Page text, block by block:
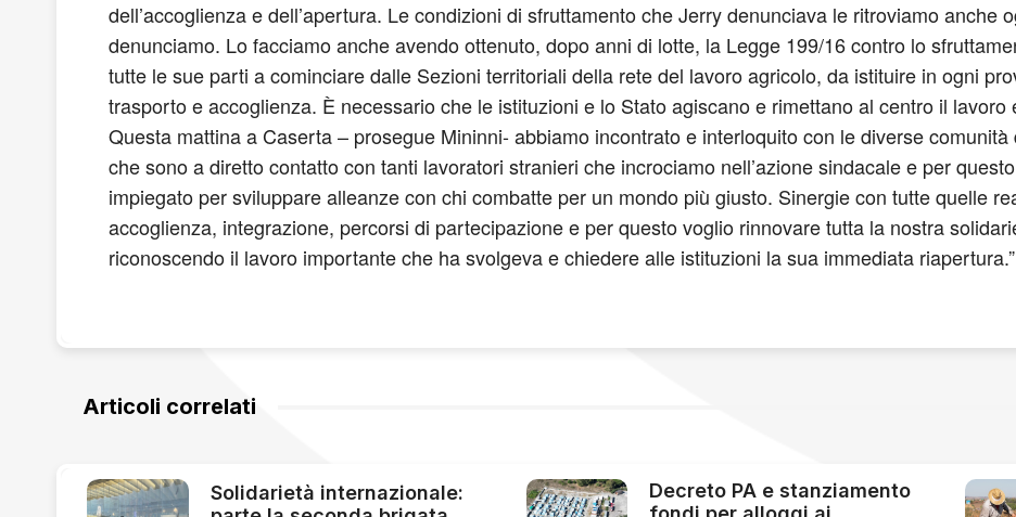
dell’accoglienza e dell’apertura. Le condizioni di sfruttamento che Jerry denunciava le ritroviamo anche
denunciamo. Lo facciamo anche avendo ottenuto, dopo anni di lotte, la Legge 199/16 contro lo
tutte le sue parti a cominciare dalle Sezioni territoriali della rete del lavoro agricolo, da istituire in ogni
trasporto e accoglienza. È necessario che le istituzioni e lo Stato agiscano e rimettano al centro il
Questa mattina a Caserta – prosegue Mininni- abbiamo incontrato e interloquito con le diverse
che sono a diretto contatto con tanti lavoratori stranieri che incrociamo nell’azione sindacale e per
impiegato per sviluppare alleanze con chi combatte per un mondo più giusto. Sinergie con tutte quelle
accoglienza, integrazione, percorsi di partecipazione e per questo voglio rinnovare tutta la nostra
riconoscendo il lavoro importante che ha svolgeva e chiedere alle istituzioni la sua immediata riapertura.”
Articoli correlati
Solidarietà internazionale:
Decreto PA e stanziamento